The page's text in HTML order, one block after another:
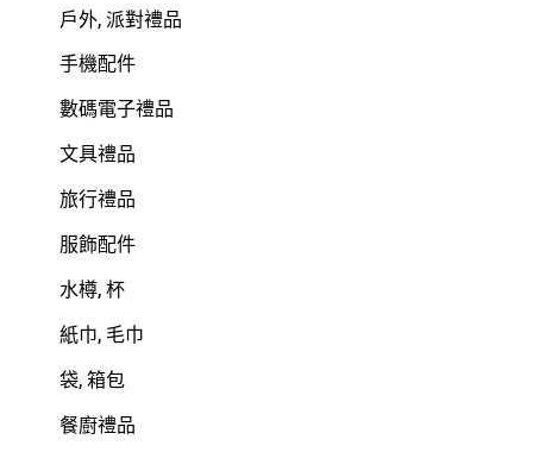
戶外, 派對禮品
手機配件
數碼電子禮品
文具禮品
旅行禮品
服飾配件
水樽, 杯
紙巾, 毛巾
袋, 箱包
餐廚禮品